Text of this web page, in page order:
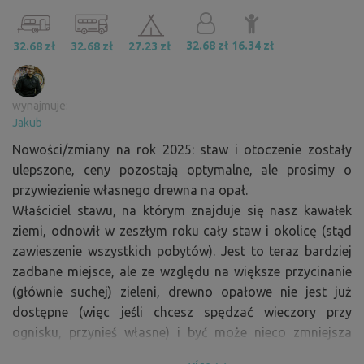
32.68 zł 32.68 zł 27.23 zł 32.68 zł 16.34 zł
wynajmuje:
Jakub
Nowości/zmiany na rok 2025: staw i otoczenie zostały
ulepszone, ceny pozostają optymalne, ale prosimy o
przywiezienie własnego drewna na opał.
Właściciel stawu, na którym znajduje się nasz kawałek
ziemi, odnowił w zeszłym roku cały staw i okolicę (stąd
zawieszenie wszystkich pobytów). Jest to teraz bardziej
zadbane miejsce, ale ze względu na większe przycinanie
(głównie suchej) zieleni, drewno opałowe nie jest już
dostępne (więc jeśli chcesz spędzać wieczory przy
ognisku, przynieś własne) i być może nieco zmniejsza